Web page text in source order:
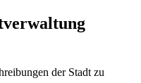
der Stadt zu